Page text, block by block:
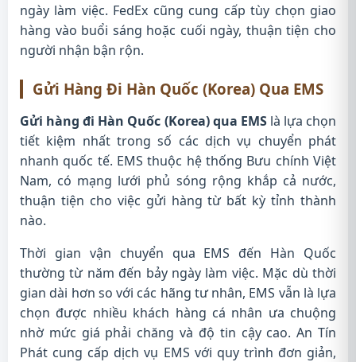
ngày làm việc. FedEx cũng cung cấp tùy chọn giao
hàng vào buổi sáng hoặc cuối ngày, thuận tiện cho
người nhận bận rộn.
Gửi Hàng Đi Hàn Quốc (Korea) Qua EMS
Gửi hàng đi Hàn Quốc (Korea) qua EMSlà lựa chọn
tiết kiệm nhất trong số các dịch vụ chuyển phát
nhanh quốc tế. EMS thuộc hệ thống Bưu chính Việt
Nam, có mạng lưới phủ sóng rộng khắp cả nước,
thuận tiện cho việc gửi hàng từ bất kỳ tỉnh thành
nào.
Thời gian vận chuyển qua EMS đến Hàn Quốc
thường từ năm đến bảy ngày làm việc. Mặc dù thời
gian dài hơn so với các hãng tư nhân, EMS vẫn là lựa
chọn được nhiều khách hàng cá nhân ưa chuộng
nhờ mức giá phải chăng và độ tin cậy cao. An Tín
Phát cung cấp dịch vụ EMS với quy trình đơn giản,